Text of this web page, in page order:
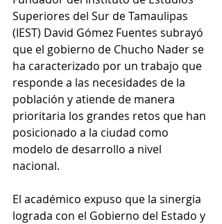
Superiores del Sur de Tamaulipas
(IEST) David Gómez Fuentes subrayó
que el gobierno de Chucho Nader se
ha caracterizado por un trabajo que
responde a las necesidades de la
población y atiende de manera
prioritaria los grandes retos que han
posicionado a la ciudad como
modelo de desarrollo a nivel
nacional.
El académico expuso que la sinergia
lograda con el Gobierno del Estado y